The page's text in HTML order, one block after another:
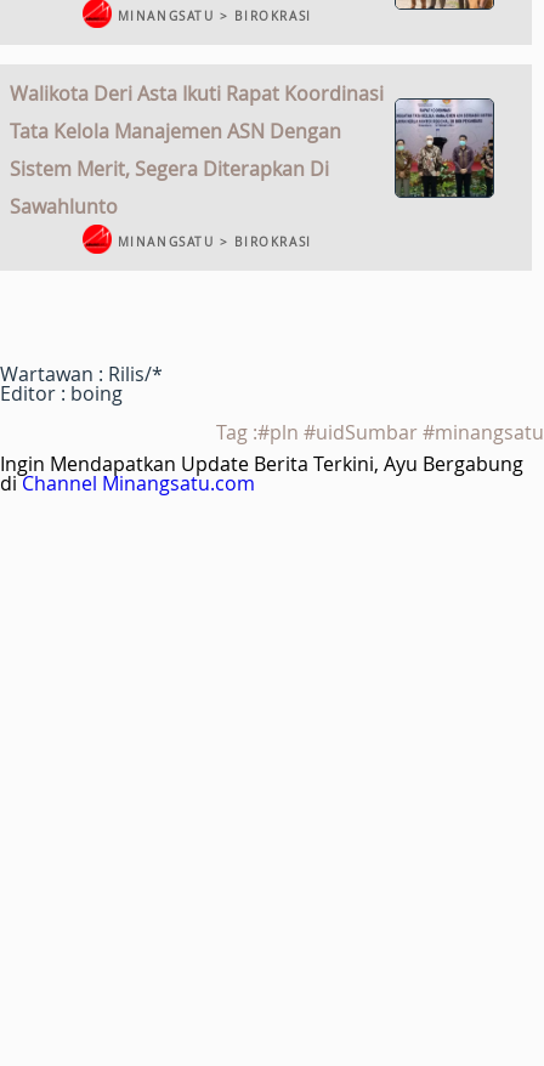
MINANGSATU > BIROKRASI
Walikota Deri Asta Ikuti Rapat Koordinasi
Tata Kelola Manajemen ASN Dengan
Sistem Merit, Segera Diterapkan Di
Sawahlunto
MINANGSATU > BIROKRASI
Wartawan : Rilis/*
Editor : boing
Tag :#pln #uidSumbar #minangsatu
Ingin Mendapatkan Update Berita Terkini, Ayu Bergabung
diChannel Minangsatu.com